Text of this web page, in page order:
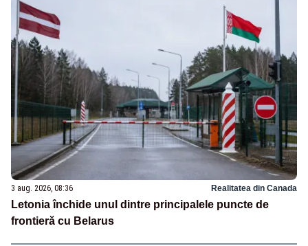
3 aug. 2026, 08:36 Realitatea din Canada
Letonia închide unul dintre principalele puncte de
frontieră cu Belarus